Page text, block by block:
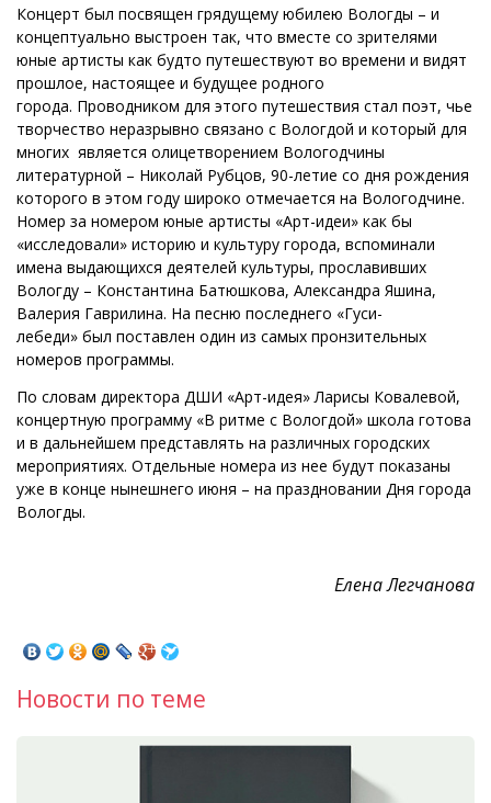
Концерт был посвящен грядущему юбилею Вологды – и
концептуально выстроен так, что вместе со зрителями
юные артисты как будто путешествуют во времени и видят
прошлое, настоящее и будущее родного
города. Проводником для этого путешествия стал поэт, чье
творчество неразрывно связано с Вологдой и который для
многих является олицетворением Вологодчины
литературной – Николай Рубцов, 90-летие со дня рождения
которого в этом году широко отмечается на Вологодчине.
Номер за номером юные артисты «Арт-идеи» как бы
«исследовали» историю и культуру города, вспоминали
имена выдающихся деятелей культуры, прославивших
Вологду – Константина Батюшкова, Александра Яшина,
Валерия Гаврилина. На песню последнего «Гуси-
лебеди» был поставлен один из самых пронзительных
номеров программы.
По словам директора ДШИ «Арт-идея» Ларисы Ковалевой,
концертную программу «В ритме с Вологдой» школа готова
и в дальнейшем представлять на различных городских
мероприятиях. Отдельные номера из нее будут показаны
уже в конце нынешнего июня – на праздновании Дня города
Вологды.
Елена Легчанова
Новости по теме